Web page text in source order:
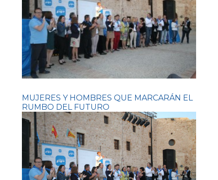
MUJERES Y HOMBRES QUE MARCARÁN EL
RUMBO DEL FUTURO